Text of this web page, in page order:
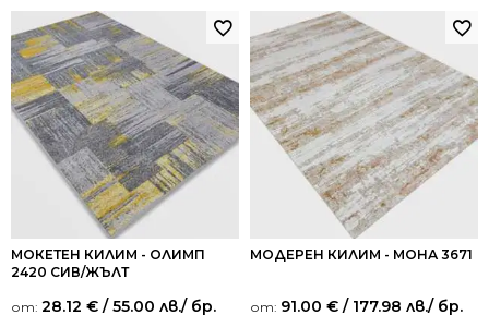
МОКЕТЕН КИЛИМ - ОЛИМП
2420 СИВ/ЖЪЛТ
от: 28.12 € / 55.00 лв./ бр.
МОДЕРЕН КИЛИМ - МОНА 3671
от: 91.00 € / 177.98 лв./ бр.